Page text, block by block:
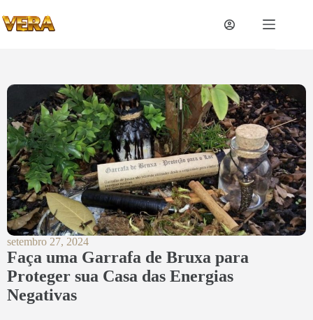
setembro 27, 2024
Faça uma Garrafa de Bruxa para
Proteger sua Casa das Energias
Negativas